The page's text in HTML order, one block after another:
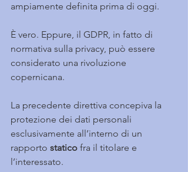
ampiamente definita prima di oggi.
È vero. Eppure, il GDPR, in fatto di
normativa sulla privacy, può essere
considerato una rivoluzione
copernicana.
La precedente direttiva concepiva la
protezione dei dati personali
esclusivamente all’interno di un
rapporto statico fra il titolare e
l’interessato.